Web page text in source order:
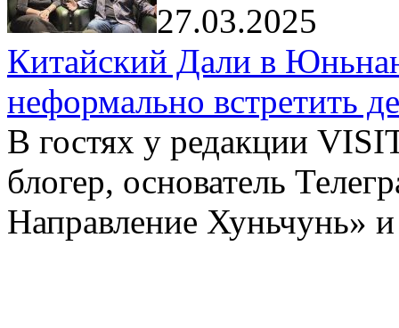
27.03.2025
Китайский Дали в
неформально встретить
В гостях у редакции
блогер, основатель
Направление Хуньчунь»